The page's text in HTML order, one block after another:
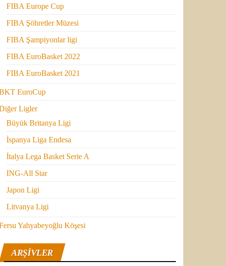
FIBA Europe Cup
FIBA Şöhretler Müzesi
FIBA Şampiyonlar ligi
FIBA EuroBasket 2022
FIBA EuroBasket 2021
EuroCup
Ligler
Büyük Britanya Ligi
İspanya Liga Endesa
İtalya Lega Basket Serie A
ING-All Star
Japon Ligi
Litvanya Ligi
Yahyabeyoğlu Köşesi
ARŞIVLER